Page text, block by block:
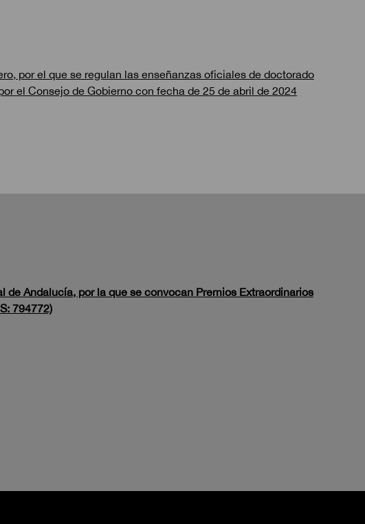
por el que se regulan las enseñanzas oficiales de doctorado
el Consejo de Gobierno con fecha de 25 de abril de 2024
Andalucía, por la que se convocan Premios Extraordinarios
794772)